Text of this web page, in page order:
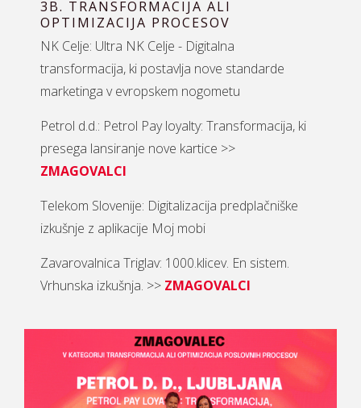
3B. TRANSFORMACIJA ALI
OPTIMIZACIJA PROCESOV
NK Celje: Ultra NK Celje - Digitalna
transformacija, ki postavlja nove standarde
marketinga v evropskem nogometu
Petrol d.d.: Petrol Pay loyalty: Transformacija, ki
presega lansiranje nove kartice >>
ZMAGOVALCI
Telekom Slovenije: Digitalizacija predplačniške
izkušnje z aplikacije Moj mobi
Zavarovalnica Triglav: 1000.klicev. En sistem.
Vrhunska izkušnja. >> ZMAGOVALCI